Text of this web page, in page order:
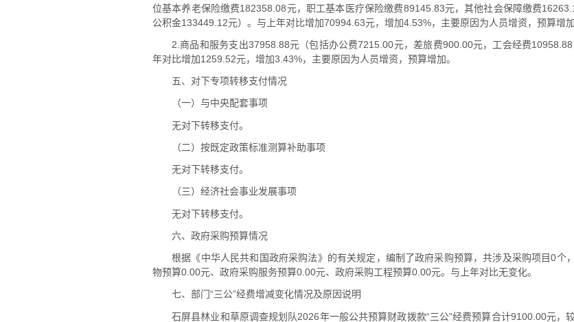
位基本养老保险缴费182358.08元，职工基本医疗保险缴费89145.83元，其他社会保障缴费
公积金133449.12元）。与上年对比增加70994.63元，增加4.53%，主要原因为人员增资，预算增加
2.商品和服务支出37958.88元（包括办公费7215.00元，差旅费900.00元，工会经费
年对比增加1259.52元，增加3.43%，主要原因为人员增资，预算增加。
五、对下专项转移支付情况
（一）与中央配套事项
无对下转移支付。
（二）按既定政策标准测算补助事项
无对下转移支付。
（三）经济社会事业发展事项
无对下转移支付。
六、政府采购预算情况
根据《中华人民共和国政府采购法》的有关规定，编制了政府采购预算，共涉及采购项目0个
物预算0.00元、政府采购服务预算0.00元、政府采购工程预算0.00元。与上年对比无变化。
七、部门“三公”经费增减变化情况及原因说明
石屏县林业和草原调查规划队2026年一般公共预算财政拨款“三公”经费预算合计9100.00元，